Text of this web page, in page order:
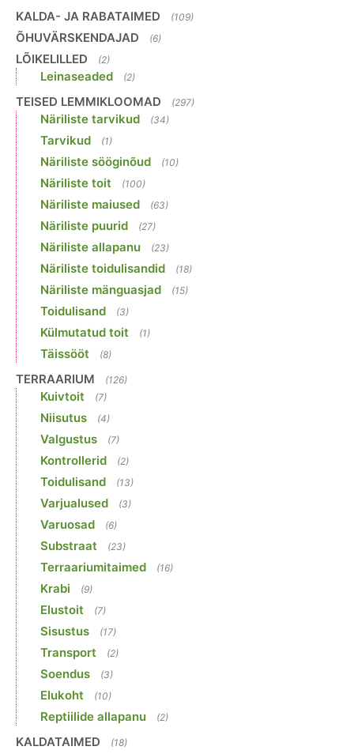
KALDA- JA RABATAIMED (109)
ÕHUVÄRSKENDAJAD (6)
LÕIKELILLED (2)
Leinaseaded (2)
TEISED LEMMIKLOOMAD (297)
Näriliste tarvikud (34)
Tarvikud (1)
Näriliste sööginõud (10)
Näriliste toit (100)
Näriliste maiused (63)
Näriliste puurid (27)
Näriliste allapanu (23)
Näriliste toidulisandid (18)
Näriliste mänguasjad (15)
Toidulisand (3)
Külmutatud toit (1)
Täissööt (8)
TERRAARIUM (126)
Kuivtoit (7)
Niisutus (4)
Valgustus (7)
Kontrollerid (2)
Toidulisand (13)
Varjualused (3)
Varuosad (6)
Substraat (23)
Terraariumitaimed (16)
Krabi (9)
Elustoit (7)
Sisustus (17)
Transport (2)
Soendus (3)
Elukoht (10)
Reptiilide allapanu (2)
KALDATAIMED (18)